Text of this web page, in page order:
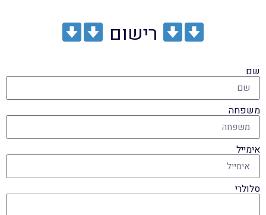
רישום
שם
משפחה
אימייל
סלולרי